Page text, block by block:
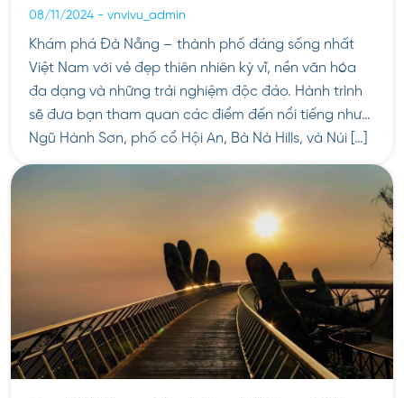
08/11/2024 - vnvivu_admin
Khám phá Đà Nẵng – thành phố đáng sống nhất
Việt Nam với vẻ đẹp thiên nhiên kỳ vĩ, nền văn hóa
đa dạng và những trải nghiệm độc đáo. Hành trình
sẽ đưa bạn tham quan các điểm đến nổi tiếng như
Ngũ Hành Sơn, phố cổ Hội An, Bà Nà Hills, và Núi […]